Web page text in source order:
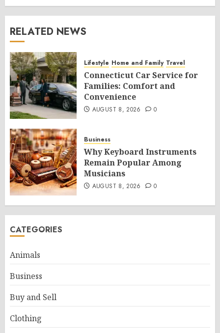
RELATED NEWS
Lifestyle Home and Family Travel
Connecticut Car Service for
Families: Comfort and
Convenience
AUGUST 8, 2026 0
Business
Why Keyboard Instruments
Remain Popular Among
Musicians
AUGUST 8, 2026 0
CATEGORIES
Animals
Business
Buy and Sell
Clothing